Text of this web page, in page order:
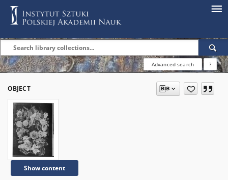
Advanced search ?
OBJECT
Show content